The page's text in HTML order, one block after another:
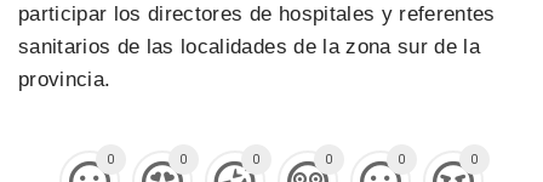
participar los directores de hospitales y referentes
sanitarios de las localidades de la zona sur de la
provincia.
0 0 0 0 0 0